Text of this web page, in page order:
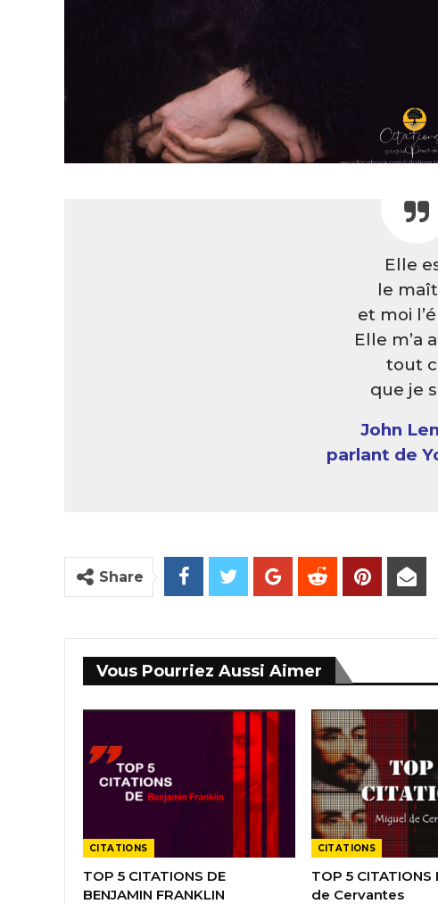
Elle
le
et moi
Elle m’a
tout
que je
John
parlant de
Share
Vous Pourriez Aussi Aimer
CITATIONS
TOP 5 CITATIONS DE
BENJAMIN FRANKLIN
CITATIONS
TOP 5
de Cervantes